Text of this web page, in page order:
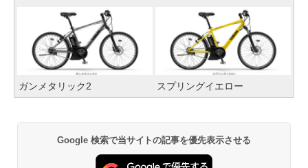
ガンメタリック2 スプリングイエロー
Google 検索で当サイトの記事を優先表示させる